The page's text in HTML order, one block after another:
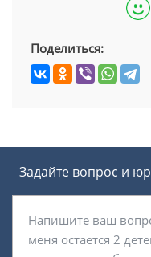
Поделиться:
Задайте вопрос и